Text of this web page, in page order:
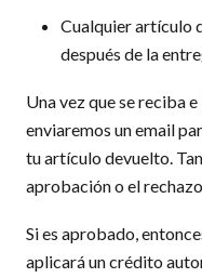
Cualquier artículo
después de la
Una vez que se reciba
enviaremos un email
tu artículo devuelto.
aprobación o el
Si es aprobado,
aplicará un crédito